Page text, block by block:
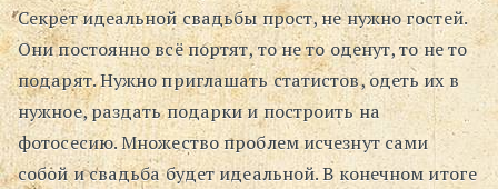
* Автотекст
*
* Хронограф
Арт-Рецензии
* Слушать
Секрет идеальной свадьбы прост, не нужно гостей.
Они постоянно всё портят, то не то оденут, то не то
подарят. Нужно приглашать статистов, одеть их в
нужное, раздать подарки и построить на
фотосесию. Множество проблем исчезнут сами
собой и свадьба будет идеальной. В конечном итоге